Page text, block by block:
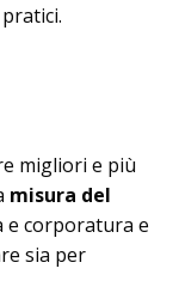
migliori e più
misura del
corporatura e
sia per